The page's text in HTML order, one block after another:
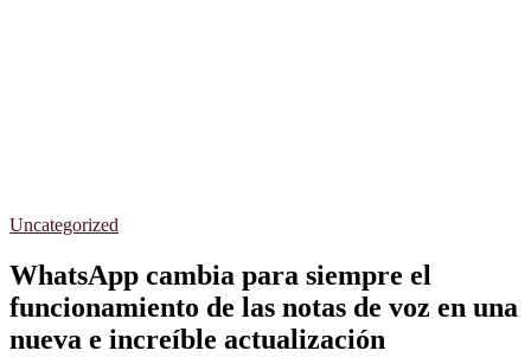
Uncategorized
WhatsApp cambia para siempre el
funcionamiento de las notas de voz en una
nueva e increíble actualización